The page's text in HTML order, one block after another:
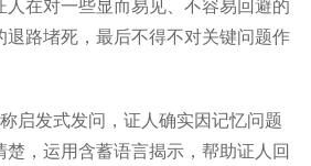
人在对一些显而易见、不容易回避的
退路堵死，最后不得不对关键问题作
启发式发问，证人确实因记忆问题
，运用含蓄语言揭示，帮助证人回